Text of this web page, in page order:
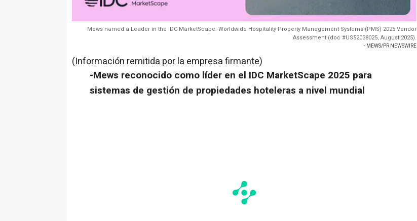
Mews named a Leader in the IDC MarketScape: Worldwide Hospitality Property Management Systems (PMS) 2025 Vendor
Assessment (doc #US52038025, August 2025).
- MEWS/PR NEWSWIRE
(Información remitida por la empresa firmante)
-Mews reconocido como líder en el IDC MarketScape 2025 para
sistemas de gestión de propiedades hoteleras a nivel mundial